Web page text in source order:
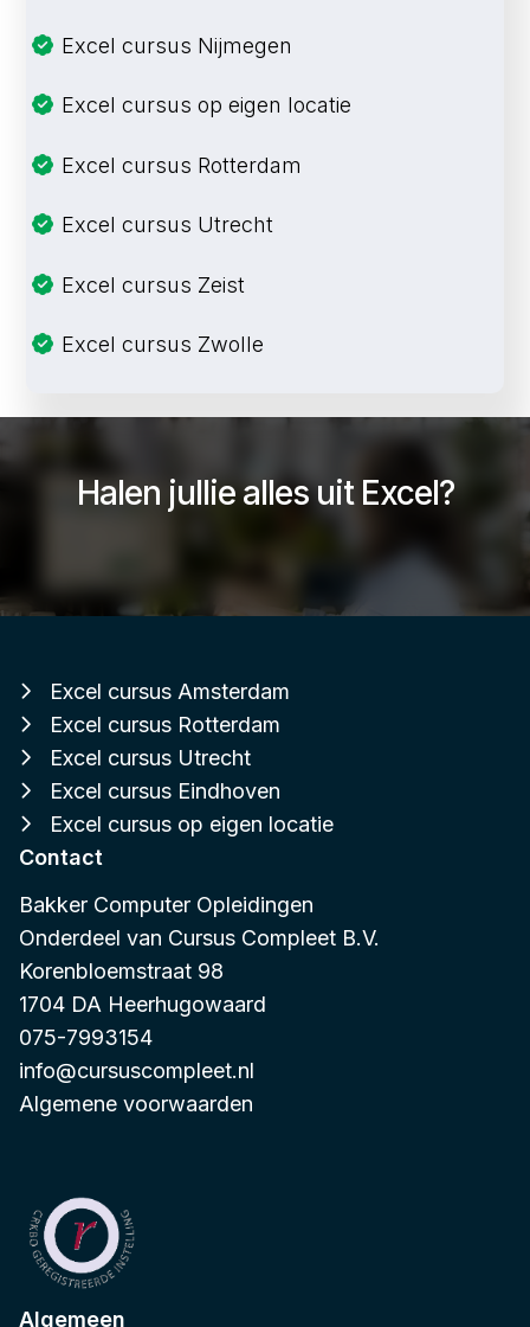
Excel cursus Nijmegen
Excel cursus op eigen locatie
Excel cursus Rotterdam
Excel cursus Utrecht
Excel cursus Zeist
Excel cursus Zwolle
Halen jullie alles uit Excel?
Excel cursus Amsterdam
Excel cursus Rotterdam
Excel cursus Utrecht
Excel cursus Eindhoven
Excel cursus op eigen locatie
Contact
Bakker Computer Opleidingen
Onderdeel van Cursus Compleet B.V.
Korenbloemstraat 98
1704 DA Heerhugowaard
075-7993154
info@cursuscompleet.nl
Algemene voorwaarden
Algemeen